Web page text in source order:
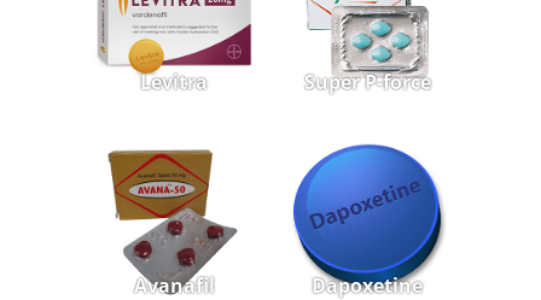
Levitra Super P-force
Avanafil Dapoxetine